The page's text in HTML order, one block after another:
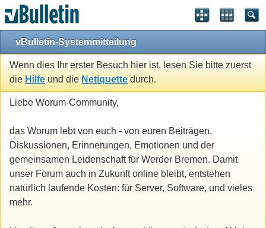
vBulletin-Systemmitteilung
Wenn dies Ihr erster Besuch hier ist, lesen Sie bitte zuerst
die Hilfe und die Netiquette durch.
Liebe Worum-Community,
das Worum lebt von euch - von euren Beiträgen,
Diskussionen, Erinnerungen, Emotionen und der
gemeinsamen Leidenschaft für Werder Bremen. Damit
unser Forum auch in Zukunft online bleibt, entstehen
natürlich laufende Kosten: für Server, Software, und vieles
mehr.